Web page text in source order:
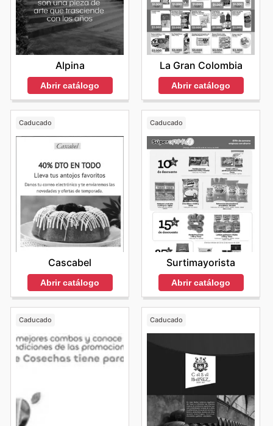
Alpina
Abrir catálogo
La Gran Colombia
Abrir catálogo
Caducado
Cascabel
Abrir catálogo
Caducado
Surtimayorista
Abrir catálogo
Caducado Caducado